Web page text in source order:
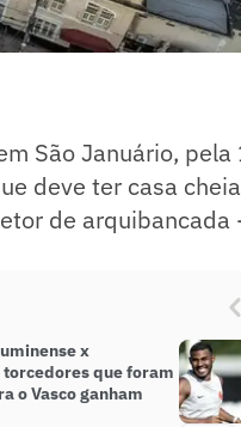
São Januário, pela
deve ter casa
de arquibancada
x
que foram
o Vasco ganham